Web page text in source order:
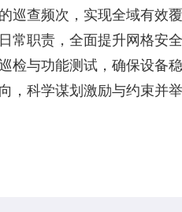
巡查频次，实现全域有效
常职责，全面提升网格安
检与功能测试，确保设备
，科学谋划激励与约束并